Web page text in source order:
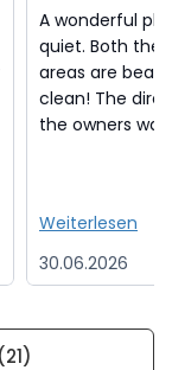
A wonderful
quiet. Both the
areas are
clean! The
the owners
Weiterlesen
30.06.2026